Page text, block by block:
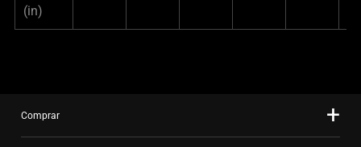
(in)
Comprar